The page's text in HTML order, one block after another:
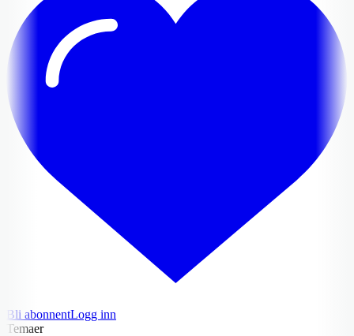
Bli abonnentLogg inn
Temaer